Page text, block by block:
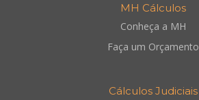
MH Cálculos
Conheça a MH
Faça um Orçamento
Cálculos Judiciais